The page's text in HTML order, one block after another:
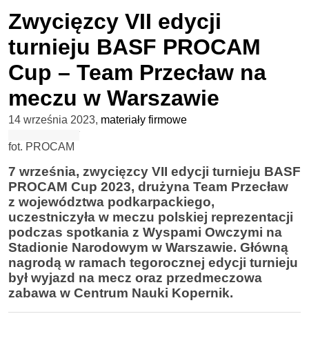
Zwycięzcy VII edycji
turnieju BASF PROCAM
Cup – Team Przecław na
meczu w Warszawie
14 września 2023, materiały firmowe
fot. PROCAM
7 września, zwycięzcy VII edycji turnieju BASF
PROCAM Cup 2023, drużyna Team Przecław
z województwa podkarpackiego,
uczestniczyła w meczu polskiej reprezentacji
podczas spotkania z Wyspami Owczymi na
Stadionie Narodowym w Warszawie. Główną
nagrodą w ramach tegorocznej edycji turnieju
był wyjazd na mecz oraz przedmeczowa
zabawa w Centrum Nauki Kopernik.